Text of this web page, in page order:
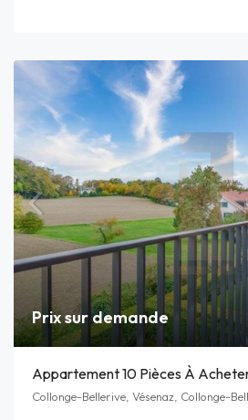
Prix sur demande